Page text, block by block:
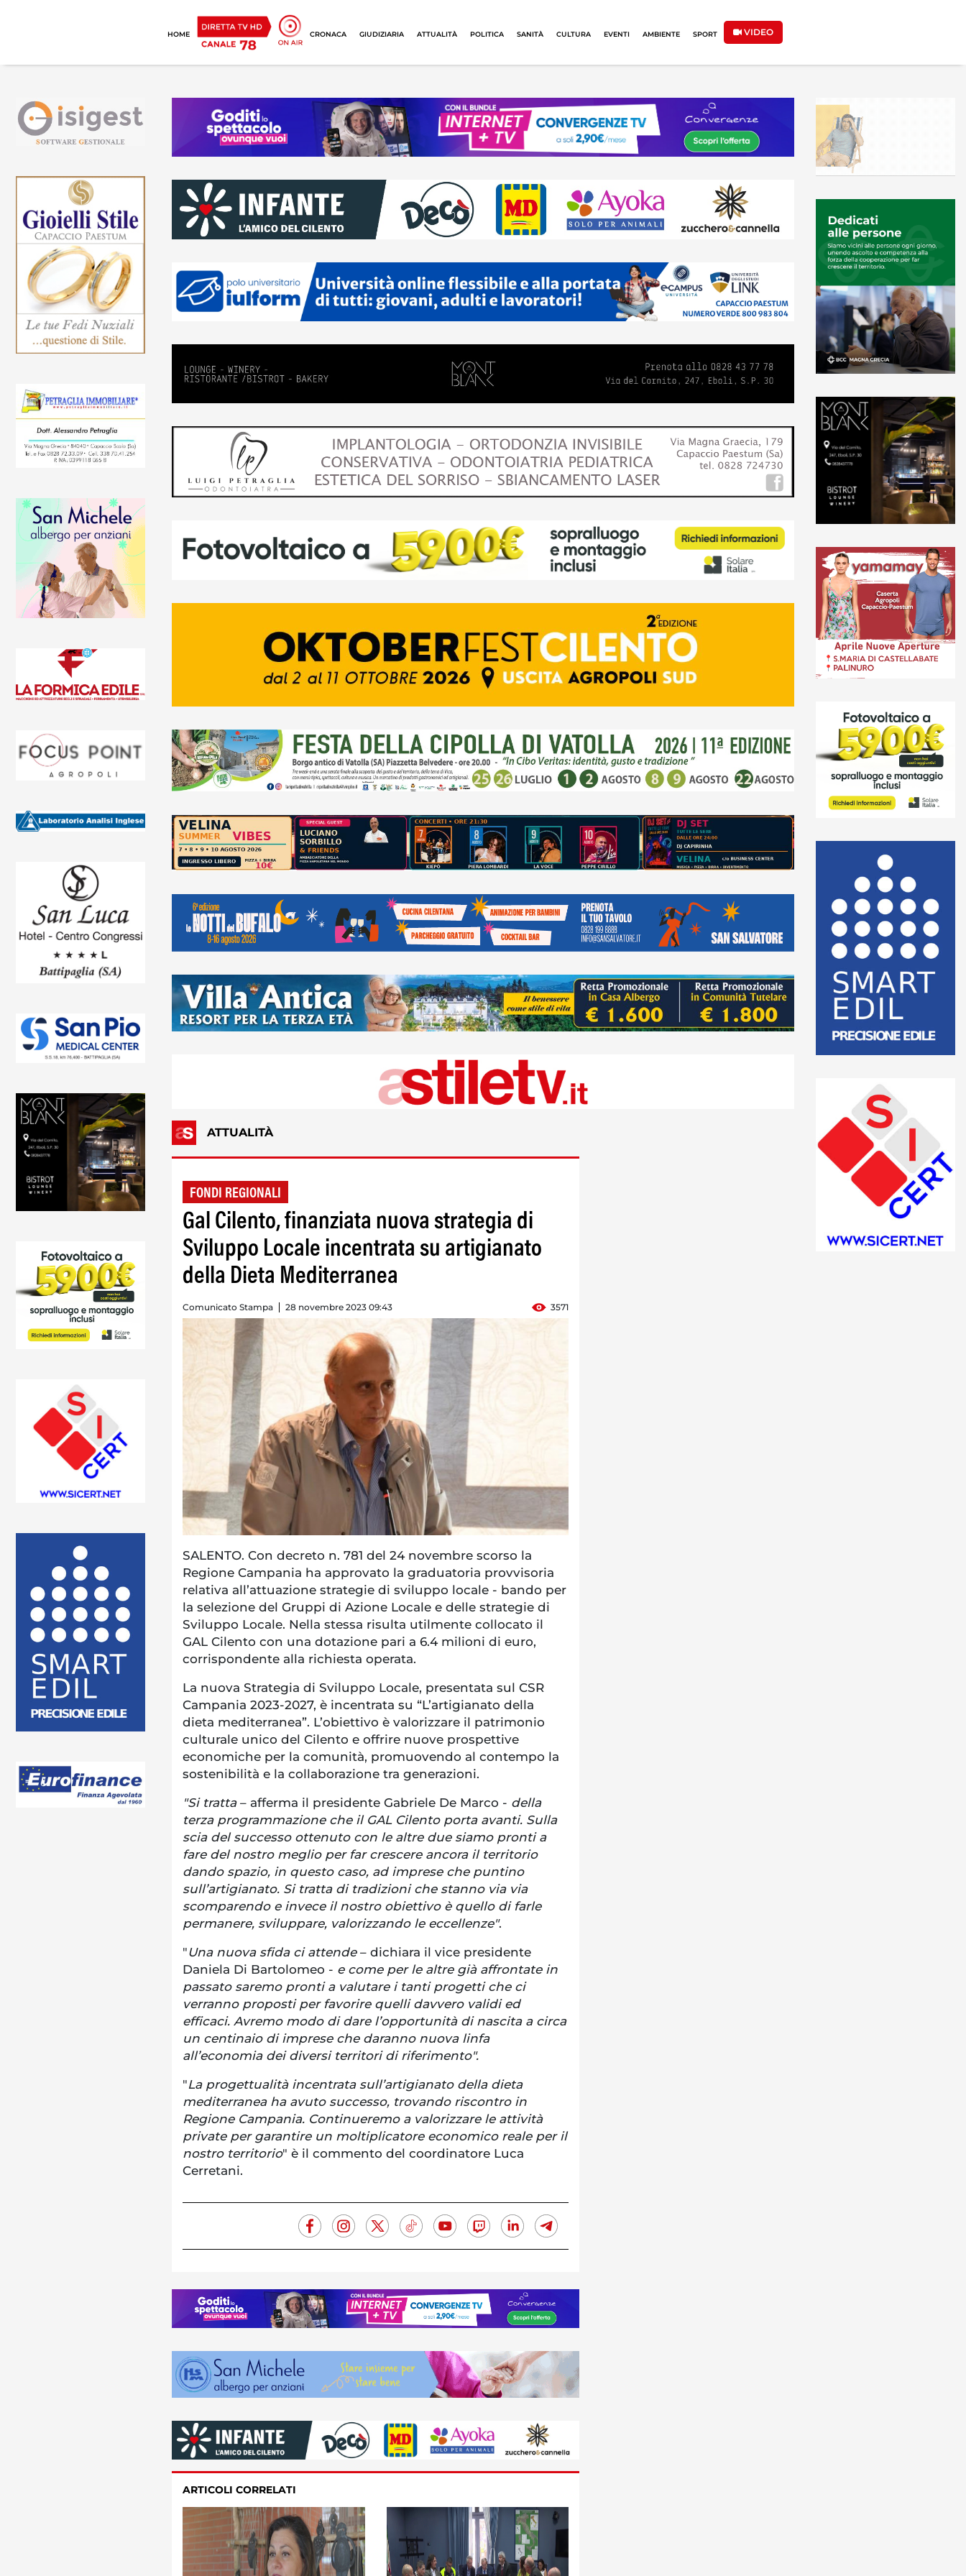
HOME CRONACA GIUDIZIARIA ATTUALITÀ POLITICA SANITÀ CULTURA EVENTI AMBIENTE SPORT VIDEO
ATTUALITÀ
FONDI REGIONALI
Gal Cilento, finanziata nuova strategia di
Sviluppo Locale incentrata su artigianato
della Dieta Mediterranea
Comunicato Stampa 28 novembre 2023 09:43 3571
SALENTO. Con decreto n. 781 del 24 novembre scorso la
Regione Campania ha approvato la graduatoria provvisoria
relativa all’attuazione strategie di sviluppo locale - bando per
la selezione del Gruppi di Azione Locale e delle strategie di
Sviluppo Locale. Nella stessa risulta utilmente collocato il
GAL Cilento con una dotazione pari a 6.4 milioni di euro,
corrispondente alla richiesta operata.
La nuova Strategia di Sviluppo Locale, presentata sul CSR
Campania 2023-2027, è incentrata su “L’artigianato della
dieta mediterranea”. L’obiettivo è valorizzare il patrimonio
culturale unico del Cilento e offrire nuove prospettive
economiche per la comunità, promuovendo al contempo la
sostenibilità e la collaborazione tra generazioni.
"Si tratta – afferma il presidente Gabriele De Marco - della
terza programmazione che il GAL Cilento porta avanti. Sulla
scia del successo ottenuto con le altre due siamo pronti a
fare del nostro meglio per far crescere ancora il territorio
dando spazio, in questo caso, ad imprese che puntino
sull’artigianato. Si tratta di tradizioni che stanno via via
scomparendo e invece il nostro obiettivo è quello di farle
permanere, sviluppare, valorizzando le eccellenze".
"Una nuova sfida ci attende– dichiara il vice presidente
Daniela Di Bartolomeo - e come per le altre già affrontate in
passato saremo pronti a valutare i tanti progetti che ci
verranno proposti per favorire quelli davvero validi ed
efficaci. Avremo modo di dare l’opportunità di nascita a circa
un centinaio di imprese che daranno nuova linfa
all’economia dei diversi territori di riferimento".
"La progettualità incentrata sull’artigianato della dieta
mediterranea ha avuto successo, trovando riscontro in
Regione Campania. Continueremo a valorizzare le attività
private per garantire un moltiplicatore economico reale per il
nostro territorio" è il commento del coordinatore Luca
Cerretani.
ARTICOLI CORRELATI